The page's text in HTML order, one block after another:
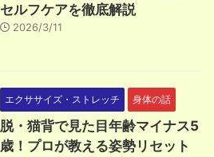
セルフケアを徹底解説
2026/3/11
エクササイズ・ストレッチ 身体の話
脱・猫背で見た目年齢マイナス5
歳！プロが教える姿勢リセット